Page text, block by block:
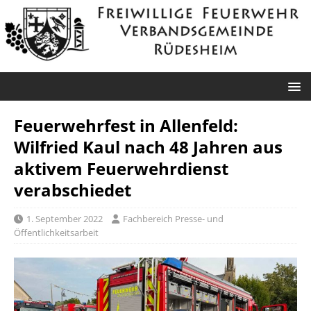
Feuerwehrfest in Allenfeld:
Wilfried Kaul nach 48 Jahren aus
aktivem Feuerwehrdienst
verabschiedet
1. September 2022
Fachbereich Presse- und
Öffentlichkeitsarbeit
Roxheim: Unklare
Rauchentwicklung
Sprendlingen: Überörtliche Hilfe bei
Industriebrand in Sprendlingen